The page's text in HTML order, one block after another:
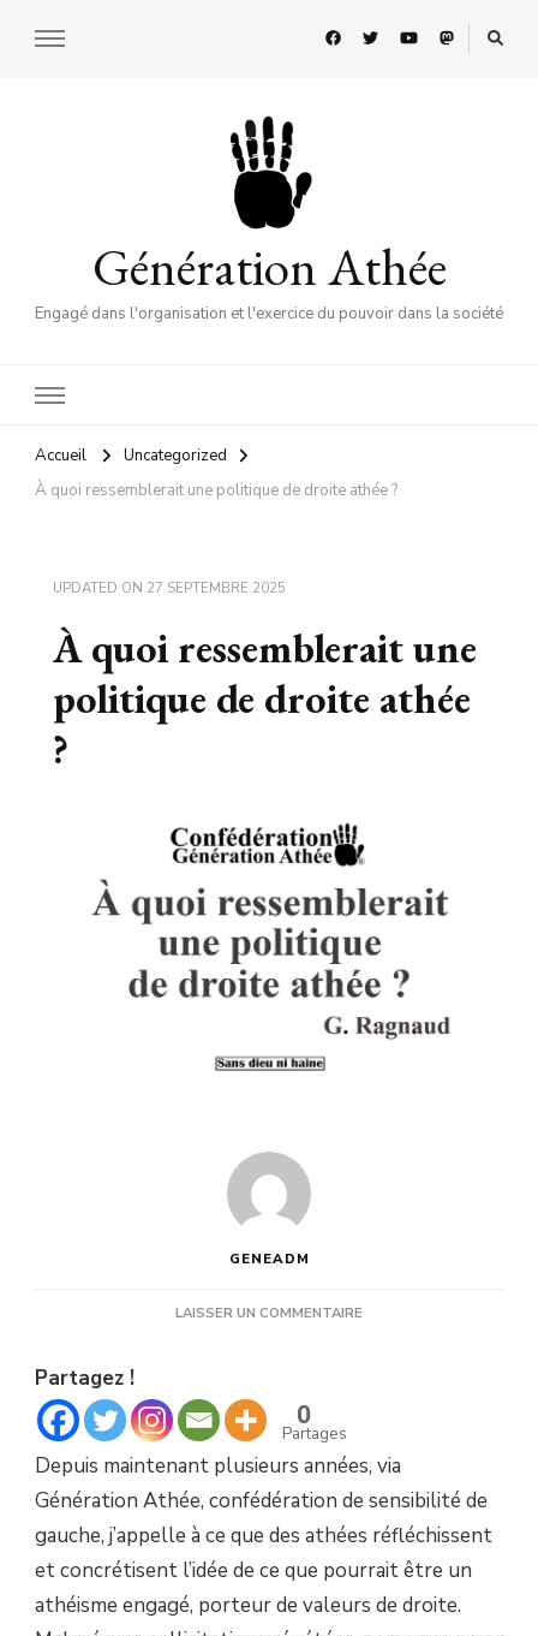
Génération Athée
Engagé dans l'organisation et l'exercice du pouvoir dans la société
Accueil
Uncategorized
À quoi ressemblerait une politique de droite athée ?
UPDATED ON 27 SEPTEMBRE 2025
À quoi ressemblerait une
politique de droite athée
?
GENEADM
LAISSER UN COMMENTAIRE
DROITE
ATHÉE
Partagez !
0
Partages
Depuis maintenant plusieurs années, via
Génération Athée, confédération de sensibilité de
gauche, j’appelle à ce que des athées réfléchissent
et concrétisent l’idée de ce que pourrait être un
athéisme engagé, porteur de valeurs de droite.